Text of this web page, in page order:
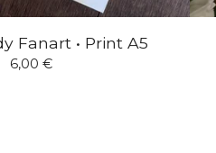
Fanart • Print A5
6,00 €